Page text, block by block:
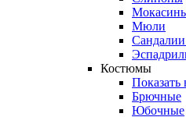
Мюли
Костюмы
Показать
Брючные
Юбочные